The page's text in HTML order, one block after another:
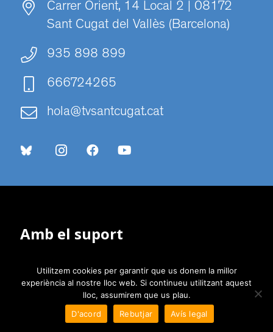
Carrer Orient, 14 Local 2 | 08172
Sant Cugat del Vallès (Barcelona)
935 898 899
666724265
hola@tvsantcugat.cat
Amb el suport
Utilitzem cookies per garantir que us donem la millor
experiència al nostre lloc web. Si continueu utilitzant aquest
lloc, assumirem que us plau.
D'acord
Rebutjar Avís legal